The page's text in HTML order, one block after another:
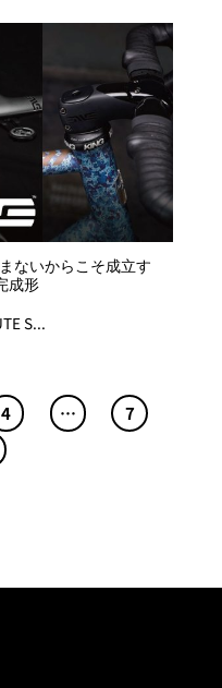
まないからこそ成立す
成形
S...
4 … 7